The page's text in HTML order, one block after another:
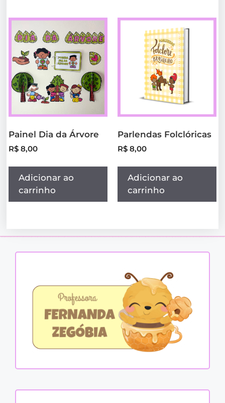
Painel Dia da Árvore
R$ 8,00
Adicionar ao
carrinho
Parlendas Folclóricas
R$ 8,00
Adicionar ao
carrinho